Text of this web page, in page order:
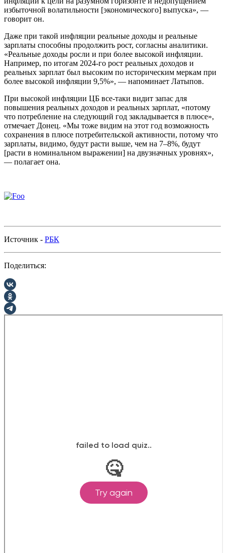
избыточной волатильности [экономического] выпуска», —
говорит он.
Даже при такой инфляции реальные доходы и реальные
зарплаты способны продолжить рост, согласны аналитики.
«Реальные доходы росли и при более высокой инфляции.
Например, по итогам 2024-го рост реальных доходов и
реальных зарплат был высоким по историческим меркам при
более высокой инфляции 9,5%», — напоминает Латыпов.
При высокой инфляции ЦБ все-таки видит запас для
повышения реальных доходов и реальных зарплат, «потому
что потребление на следующий год закладывается в плюсе»,
отмечает Донец. «Мы тоже видим на этот год возможность
сохранения в плюсе потребительской активности, потому что
зарплаты, видимо, будут расти выше, чем на 7–8%, будут
[расти в номинальном выражении] на двузначных уровнях»,
— полагает она.
Источник - РБК
Поделиться: